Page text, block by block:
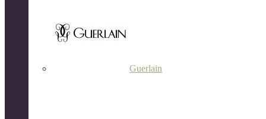
Guerlain